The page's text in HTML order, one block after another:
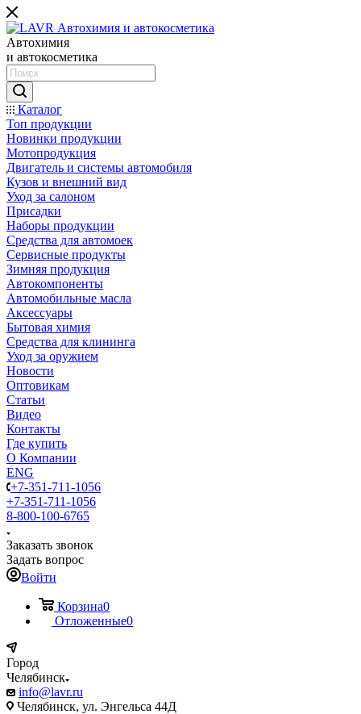
Автохимия
и автокосметика
Каталог
Топ продукции
Новинки продукции
Мотопродукция
Двигатель и системы автомобиля
Кузов и внешний вид
Уход за салоном
Присадки
Наборы продукции
Средства для автомоек
Сервисные продукты
Зимняя продукция
Автокомпоненты
Автомобильные масла
Аксессуары
Бытовая химия
Средства для клининга
Уход за оружием
Новости
Оптовикам
Статьи
Видео
Контакты
Где купить
О Компании
ENG
+7-351-711-1056
+7-351-711-1056
8-800-100-6765
Заказать звонок
Задать вопрос
Войти
Корзина0
Отложенные0
Город
Челябинск
info@lavr.ru
Челябинск, ул. Энгельса 44Д